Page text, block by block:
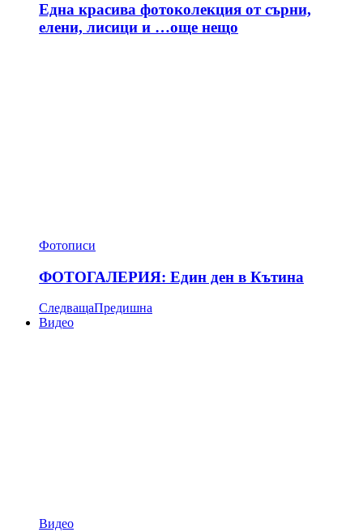
Една красива фотоколекция от сърни,
елени, лисици и …още нещо
Фотописи
ФОТОГАЛЕРИЯ: Един ден в Кътина
СледващаПредишна
Видео
Видео